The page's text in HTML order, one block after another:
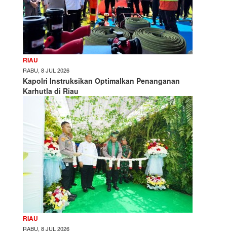
RIAU
RABU, 8 JUL 2026
Kapolri Instruksikan Optimalkan Penanganan
Karhutla di Riau
RIAU
RABU, 8 JUL 2026